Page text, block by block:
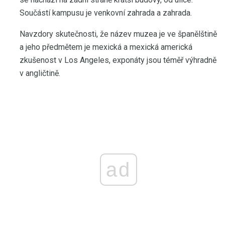
Součástí kampusu je venkovní zahrada a zahrada.
Navzdory skutečnosti, že název muzea je ve španělštině
a jeho předmětem je mexická a mexická americká
zkušenost v Los Angeles, exponáty jsou téměř výhradně
v angličtině.
ad